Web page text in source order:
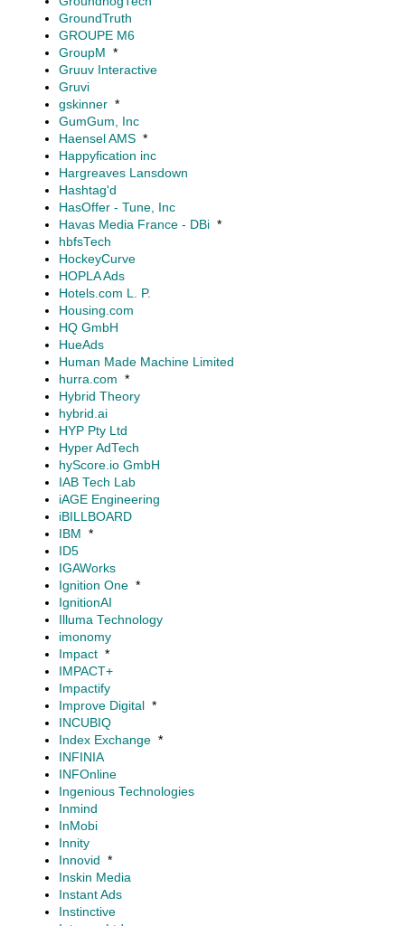
GroundTruth
GROUPE M6
GroupM *
Gruuv Interactive
Gruvi
gskinner *
GumGum, Inc
Haensel AMS *
Happyfication inc
Hargreaves Lansdown
Hashtag'd
HasOffer - Tune, Inc
Havas Media France - DBi *
hbfsTech
HockeyCurve
HOPLA Ads
Hotels.com L. P.
Housing.com
HQ GmbH
HueAds
Human Made Machine Limited
hurra.com *
Hybrid Theory
hybrid.ai
HYP Pty Ltd
Hyper AdTech
hyScore.io GmbH
IAB Tech Lab
iAGE Engineering
iBILLBOARD
IBM *
ID5
IGAWorks
Ignition One *
IgnitionAI
Illuma Technology
imonomy
Impact *
IMPACT+
Impactify
Improve Digital *
INCUBIQ
Index Exchange *
INFINIA
INFOnline
Ingenious Technologies
Inmind
InMobi
Innity
Innovid *
Inskin Media
Instant Ads
Instinctive